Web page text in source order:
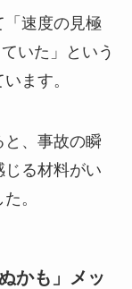
「速度の見極
いた」という
ます。
、事故の瞬
じる材料がい
。
かも」メッ